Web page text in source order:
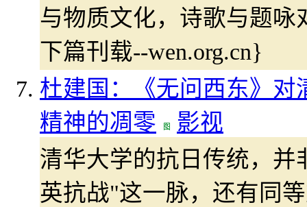
与物质文化，诗歌与题
下篇刊载--wen.org.cn}
杜建国：《无问西东》对
精神的凋零
影视
清华大学的抗日传统，
英抗战"这一脉，还有同